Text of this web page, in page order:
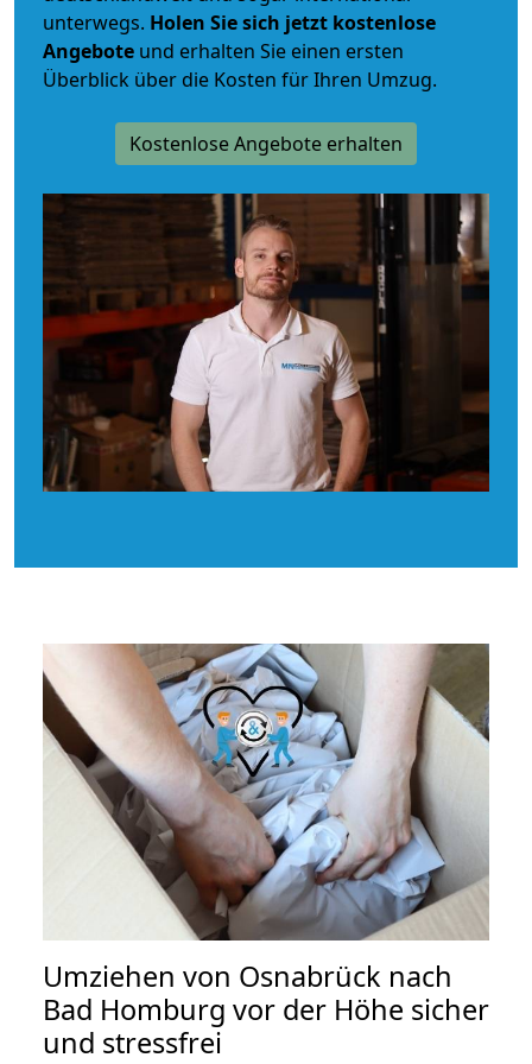
unterwegs. Holen Sie sich jetzt kostenlose
Angebote und erhalten Sie einen ersten
Überblick über die Kosten für Ihren Umzug.
Kostenlose Angebote erhalten
Umziehen von Osnabrück nach
Bad Homburg vor der Höhe sicher
und stressfrei